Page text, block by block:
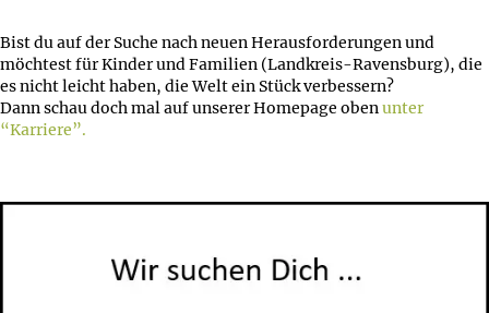
Bist du auf der Suche nach neuen Herausforderungen und
möchtest für Kinder und Familien (Landkreis-Ravensburg), die
es nicht leicht haben, die Welt ein Stück verbessern?
Dann schau doch mal auf unserer Homepage obenunter
“Karriere”.